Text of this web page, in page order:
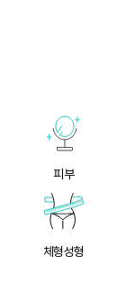
피부
체형성형